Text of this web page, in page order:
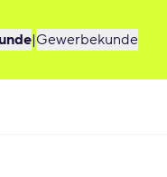
|Gewerbekunde